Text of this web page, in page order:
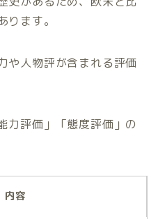
ます。
や人物評が含まれる評価
力評価」「態度評価」の
内容